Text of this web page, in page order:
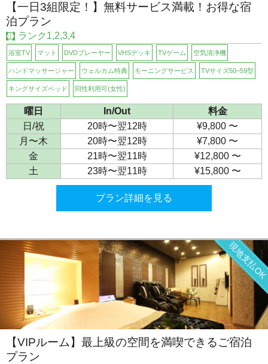
【一日3組限定！】無料サービス満載！お得な宿
泊プラン
ランク1,2,3,4
浴室TV マット DVDプレーヤー VHSデッキ TVゲーム 空気清浄機
ハンドマッサージャー ウェルカム特典 モーニングサービス TVサイズ50~59型
キングサイズベッド 同性利用可(女性)
曜日 In/Out
料金
日/祝
20時〜翌12時
¥9,800 〜
月〜木
20時〜翌12時
¥7,800 〜
金
21時〜翌11時
¥12,800 〜
土
23時〜翌11時 ¥15,800 〜
プラン詳細を見る
現地支払OK
【VIPルーム】最上級の空間を満喫できるご宿泊
プラン